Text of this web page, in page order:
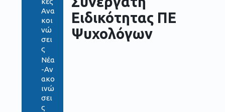
Ανα
κοι
νώ
σει
ς
Νέα
-Αν
ακο
ινώ
σει
ς
Ειδικότητας ΠΕ
Ψυχολόγων